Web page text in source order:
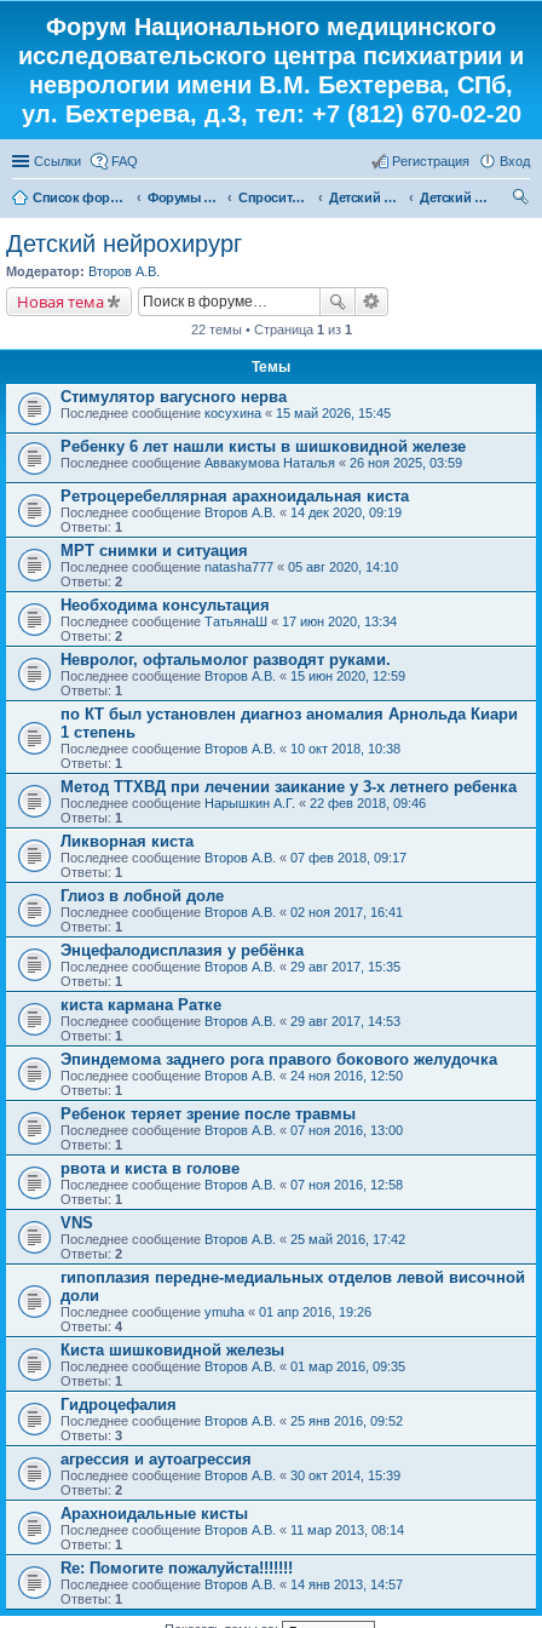
Форум Национального медицинского
исследовательского центра психиатрии и
неврологии имени В.М. Бехтерева, СПб,
ул. Бехтерева, д.3, тел: +7 (812) 670-02-20
Ссылки FAQ Вход
Регистрация
Список форумов Форумы института Спросите у доктора Детский кабинет
Детский нейрохирург
Детский нейрохирург
Модератор: Второв А.В.
Новая тема
22 темы • Страница 1 из 1
Темы
Стимулятор вагусного нерва
Последнее сообщение косухина « 15 май 2026, 15:45
Ребенку 6 лет нашли кисты в шишковидной железе
Последнее сообщение Аввакумова Наталья « 26 ноя 2025, 03:59
Ретроцеребеллярная арахноидальная киста
Последнее сообщение Второв А.В. « 14 дек 2020, 09:19
Ответы: 1
МРТ снимки и ситуация
Последнее сообщение natasha777 « 05 авг 2020, 14:10
Ответы: 2
Необходима консультация
Последнее сообщение ТатьянаШ « 17 июн 2020, 13:34
Ответы: 2
Невролог, офтальмолог разводят руками.
Последнее сообщение Второв А.В. « 15 июн 2020, 12:59
Ответы: 1
по КТ был установлен диагноз аномалия Арнольда Киари
1 степень
Последнее сообщение Второв А.В. « 10 окт 2018, 10:38
Ответы: 1
Метод ТТХВД при лечении заикание у 3-х летнего ребенка
Последнее сообщение Нарышкин А.Г. « 22 фев 2018, 09:46
Ответы: 1
Ликворная киста
Последнее сообщение Второв А.В. « 07 фев 2018, 09:17
Ответы: 1
Глиоз в лобной доле
Последнее сообщение Второв А.В. « 02 ноя 2017, 16:41
Ответы: 1
Энцефалодисплазия у ребёнка
Последнее сообщение Второв А.В. « 29 авг 2017, 15:35
Ответы: 1
киста кармана Ратке
Последнее сообщение Второв А.В. « 29 авг 2017, 14:53
Ответы: 1
Эпиндемома заднего рога правого бокового желудочка
Последнее сообщение Второв А.В. « 24 ноя 2016, 12:50
Ответы: 1
Ребенок теряет зрение после травмы
Последнее сообщение Второв А.В. « 07 ноя 2016, 13:00
Ответы: 1
рвота и киста в голове
Последнее сообщение Второв А.В. « 07 ноя 2016, 12:58
Ответы: 1
VNS
Последнее сообщение Второв А.В. « 25 май 2016, 17:42
Ответы: 2
гипоплазия передне-медиальных отделов левой височной
доли
Последнее сообщение ymuha « 01 апр 2016, 19:26
Ответы: 4
Киста шишковидной железы
Последнее сообщение Второв А.В. « 01 мар 2016, 09:35
Ответы: 1
Гидроцефалия
Последнее сообщение Второв А.В. « 25 янв 2016, 09:52
Ответы: 3
агрессия и аутоагрессия
Последнее сообщение Второв А.В. « 30 окт 2014, 15:39
Ответы: 2
Арахноидальные кисты
Последнее сообщение Второв А.В. « 11 мар 2013, 08:14
Ответы: 1
Re: Помогите пожалуйста!!!!!!!
Последнее сообщение Второв А.В. « 14 янв 2013, 14:57
Ответы: 1